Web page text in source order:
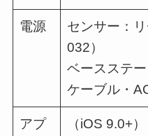
電源
センサー：
032）
ベースステ
ケーブル・
アプ
（iOS 9.0+